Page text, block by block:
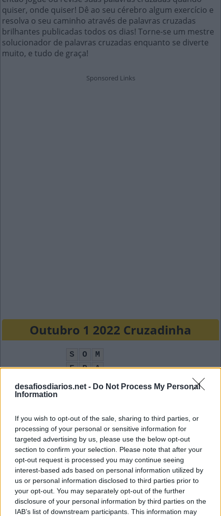
desafiosdiarios.net - Do Not Process My Personal
Information
If you wish to opt-out of the sale, sharing to third parties, or
processing of your personal or sensitive information for
targeted advertising by us, please use the below opt-out
section to confirm your selection. Please note that after your
opt-out request is processed you may continue seeing
interest-based ads based on personal information utilized by
us or personal information disclosed to third parties prior to
your opt-out. You may separately opt-out of the further
disclosure of your personal information by third parties on the
IAB’s list of downstream participants. This information may
quiser, onde quiser! Dê ao seu cérebro algum exercício e
resolva o seu caminho através de palavras cruzadas
brilhantes publicadas todos os dias! Torne-se um mestre
solucionador de palavras cruzadas enquanto se diverte
muito, e tudo de graça!
Outubro 1 2022 Cruzadinha
S O
M
E
R
A
A L M
A
S
E D E
M
A
I
R
S
A I
A marca que diz ser recomendada pelos dentistas:
O
R A L
B
Ruído, barulho: